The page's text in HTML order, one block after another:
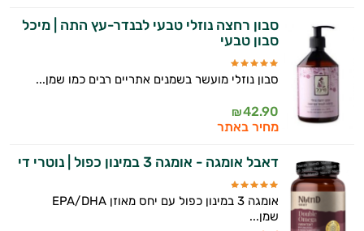
סבון רחצה נוזלי טבעי לבנדר-עץ התה | מיכל
סבון טבעי
סבון נוזלי מועשר בשמנים אתריים רבים כמו שמן...
42.90
₪
מחיר באתר
דאבל אומגה - אומגה 3 במינון כפול | נוטרי די
אומגה 3 במינון כפול עם יחס מאוזן EPA/DHA
שמן...